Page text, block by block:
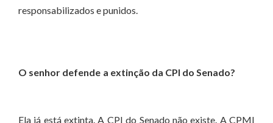
responsabilizados e punidos.
O senhor defende a extinção da CPI do Senado?
Ela já está extinta. A CPI do Senado não existe. A CPMI